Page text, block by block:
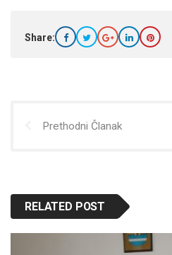
Share:
Prethodni Članak
RELATED POST